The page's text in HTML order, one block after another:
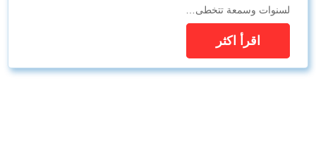
لسنوات وسمعة تتخطى…
اقرأ اكثر